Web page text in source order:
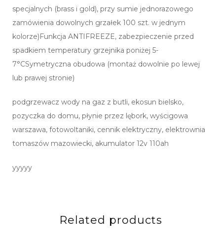
specjalnych (brass i gold), przy sumie jednorazowego
zamówienia dowolnych grzałek 100 szt. w jednym
kolorze)Funkcja ANTIFREEZE, zabezpieczenie przed
spadkiem temperatury grzejnika poniżej 5-
7°CSymetryczna obudowa (montaż dowolnie po lewej
lub prawej stronie)
podgrzewacz wody na gaz z butli, ekosun bielsko,
pozyczka do domu, płynie przez lębork, wyścigowa
warszawa, fotowoltaniki, cennik elektryczny, elektrownia
tomaszów mazowiecki, akumulator 12v 110ah
yyyyy
Related products